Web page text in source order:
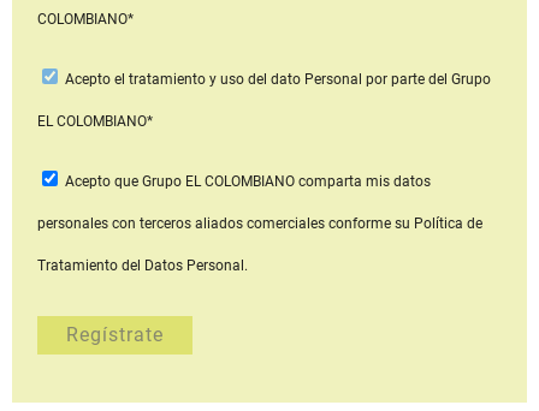
COLOMBIANO*
Acepto el tratamiento y uso del dato Personal por parte del Grupo
EL COLOMBIANO*
Acepto que Grupo EL COLOMBIANOcomparta mis datos
personales con terceros aliados comerciales conforme su Política de
Tratamiento del Datos Personal.